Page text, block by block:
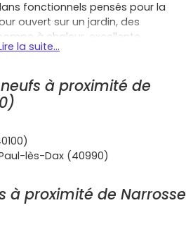
fonctionnels pensés pour la
ouvert sur un jardin, des
à chaleur, excellente
et des charges
vers le bas. Tu bénéficies aussi
ton achat (parfait
de
éligibilité et le zonage, ainsi
temporaire de taxe
bien isolé et durable, idéal si
que tu veux maîtriser ton
pour investir, c’est une
la suite...
à proximité de
lès-Dax (40990)
à proximité de Narrosse